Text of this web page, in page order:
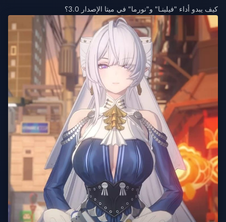
كيف يبدو أداء "فيلينـا" و"نورما" في ميتا الإصدار 3.0؟